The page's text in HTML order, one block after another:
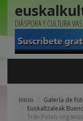
DIÁSPORA Y CULTURA
Inicio Galería de
Euskaltzaleak
Triki-Poteo